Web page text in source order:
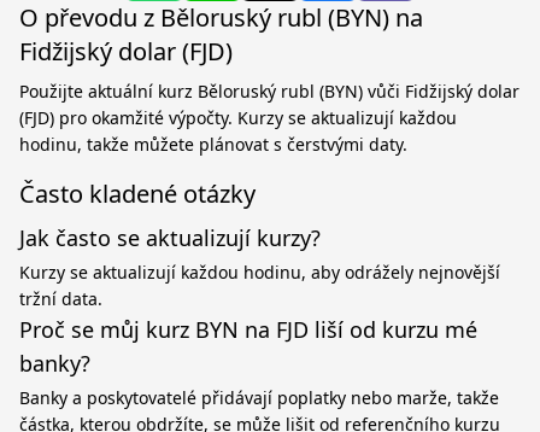
O převodu z Běloruský rubl (BYN) na
Fidžijský dolar (FJD)
Použijte aktuální kurz Běloruský rubl (BYN) vůči Fidžijský dolar
(FJD) pro okamžité výpočty. Kurzy se aktualizují každou
hodinu, takže můžete plánovat s čerstvými daty.
Často kladené otázky
Jak často se aktualizují kurzy?
Kurzy se aktualizují každou hodinu, aby odrážely nejnovější
tržní data.
Proč se můj kurz BYN na FJD liší od kurzu mé
banky?
Banky a poskytovatelé přidávají poplatky nebo marže, takže
částka, kterou obdržíte, se může lišit od referenčního kurzu